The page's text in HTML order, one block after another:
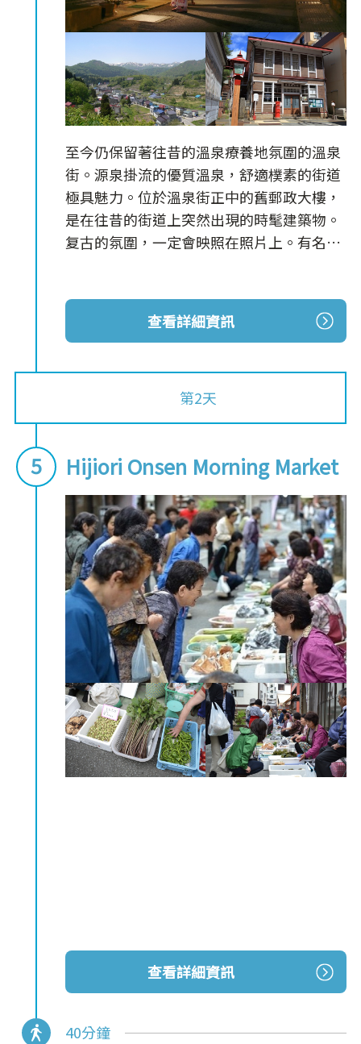
至今仍保留著往昔的溫泉療養地氛圍的溫泉
街。源泉掛流的優質溫泉，舒適樸素的街道
極具魅力。位於溫泉街正中的舊郵政大樓，
是在往昔的街道上突然出現的時髦建築物。
复古的氛圍，一定會映照在照片上。有名的
話怎麽樣？
位於山中深處的肘折溫泉，作為積雪超過3
很多只有在大雪地帶才能舉辦的冬季活動。
在超過3米的雪壁上蠟燭的燈溫柔地點亮的
幻想雪景，1月下旬至2月的周末舉辦。在2
盡快將地麵的土取出來進行競爭的出地麵競
爭。在3月中旬，巨型雪人"奧奧庫拉君"的
亮相和冬季的焰火大會等活動豐富多彩。另
外，還實施越是暴雪住宿費用等越打折的活
動。降雪量超過最高積雪量的情況下，一晚
的住宿費免費是最大賣點！
"山菜食祭"(5月中旬～6月中旬)期間，可以
在各旅館品嘗到在深山的彎彎曲曲處種植的
山菜。當地藝術家們製作的燈籠設置在各旅
館的玄關前，點綴著夢幻般的夜晚的"彎彎
曲曲的燈"(7月中旬～10月上旬)也是很受歡
迎的活動。在古色古香的溫泉街，充分感受
日本的四季，治愈身心吧。
查看詳細資訊
第2天
Hijiori Onsen Morning Market
查看詳細資訊
40分鐘